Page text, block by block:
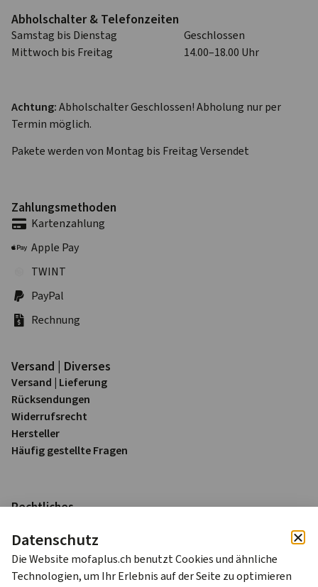
Abhol­schalter & Telefon­zeiten
Samstag bis Dienstag
Geschlossen
Mittwoch bis Freitag
14.00–18.00 Uhr
Achtung:Abholschalter Geschlossen! Abholung nur per
Termin möglich.
Pakete werden von Montag bis Freitag Versendet
Zahlungs­methoden
Karten­zahlung
Apple Pay
TWINT
PayPal
Rechnung
Versand | Diverses
Versand | Lieferung
Rück­sendungen
Widerrufs­recht
Hersteller
Häufig gestellte Fragen
Rechtliches
Datenschutz
AGB
Alle Preise sind in Schweizer Franken (CHF) inkl. 8.1% MWST
Datenschutz
Die Website mofaplus.ch benutzt Cookies und ähnliche
Technologien, um Ihr Erlebnis auf der Seite zu optimieren